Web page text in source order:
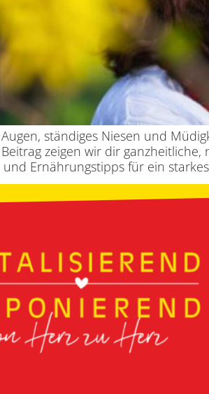
ständiges Niesen und
zeigen wir dir
und Ernährungstipps für ein